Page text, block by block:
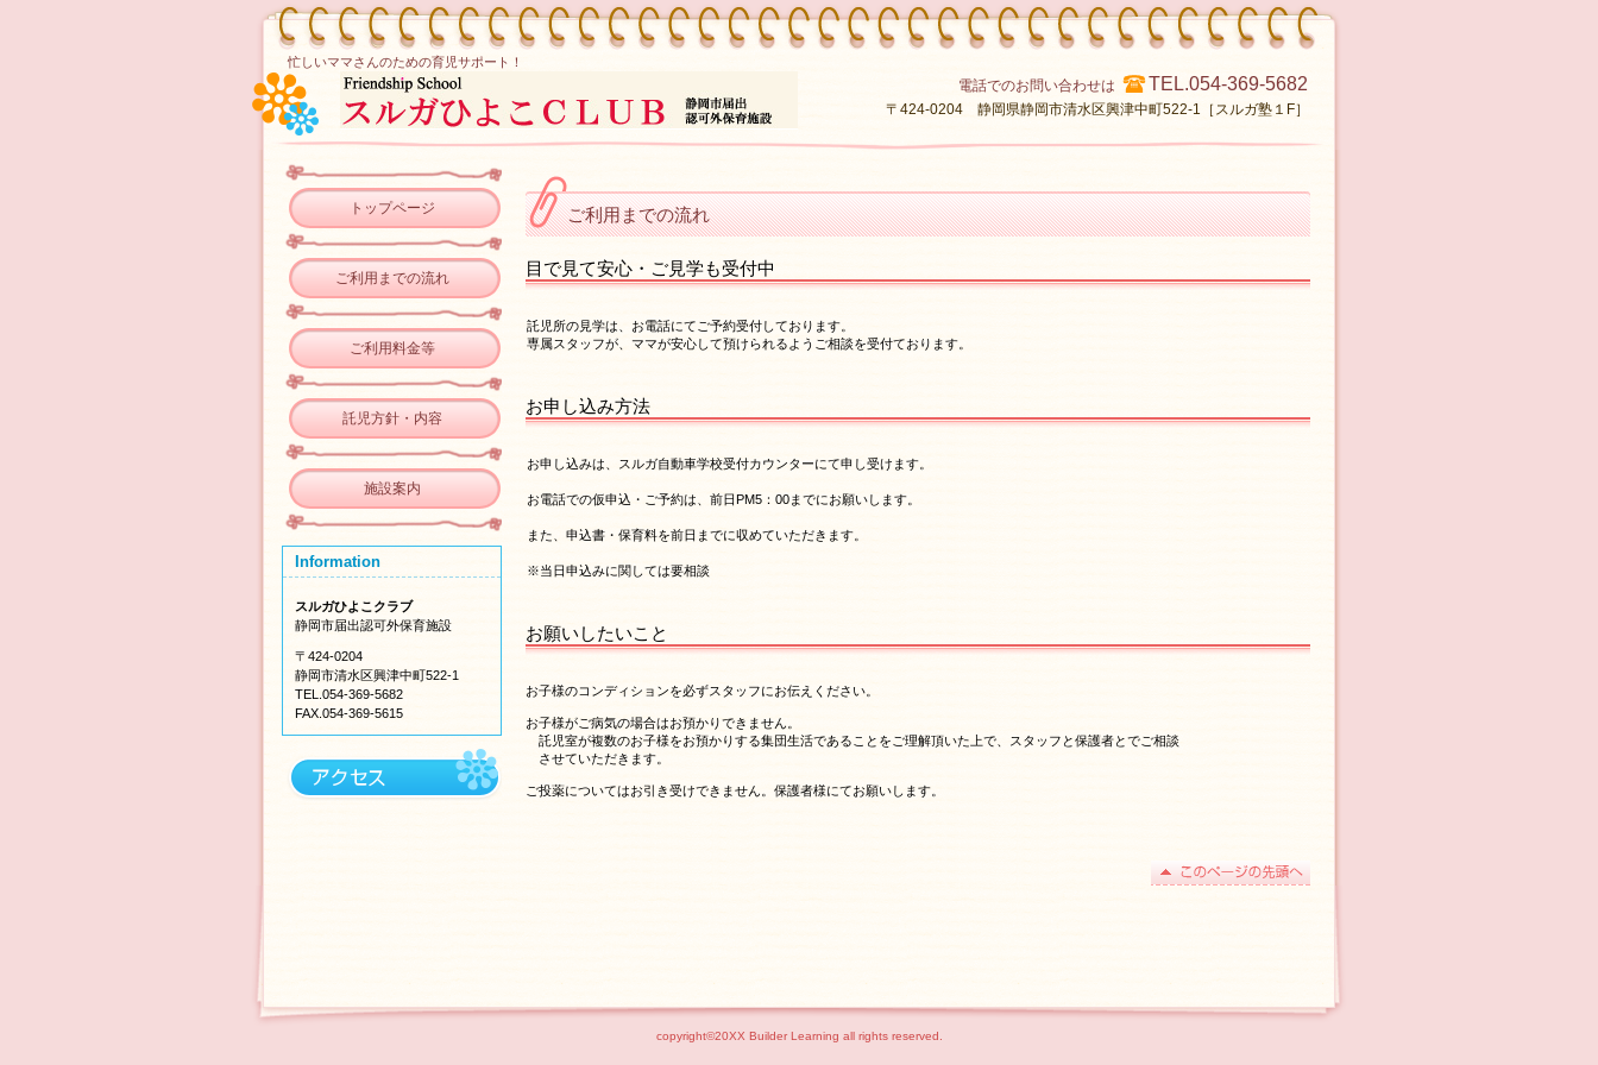
忙しいママさんのための育児サポート！
電話でのお問い合わせは TEL.054-369-5682
〒424-0204 静岡県静岡市清水区興津中町522-1［スルガ塾１F］
ご利用までの流れ
目で見て安心・ご見学も受付中
託児所の見学は、お電話にてご予約受付しております。
専属スタッフが、ママが安心して預けられるようご相談を受付ております。
お申し込み方法
お申し込みは、スルガ自動車学校受付カウンターにて申し受けます。
お電話での仮申込・ご予約は、前日PM5：00までにお願いします。
また、申込書・保育料を前日までに収めていただきます。
※当日申込みに関しては要相談
お願いしたいこと
お子様のコンディションを必ずスタッフにお伝えください。
お子様がご病気の場合はお預かりできません。
託児室が複数のお子様をお預かりする集団生活であることをご理解頂いた上で、スタッフと保護者とでご相談
させていただきます。
ご投薬についてはお引き受けできません。保護者様にてお願いします。
トップページ
ご利用までの流れ
ご利用料金等
託児方針・内容
施設案内
Information
スルガひよこクラブ
静岡市届出認可外保育施設
〒424-0204
静岡市清水区興津中町522-1
TEL.054-369-5682
FAX.054-369-5615
copyright©20XX Builder Learning all rights reserved.